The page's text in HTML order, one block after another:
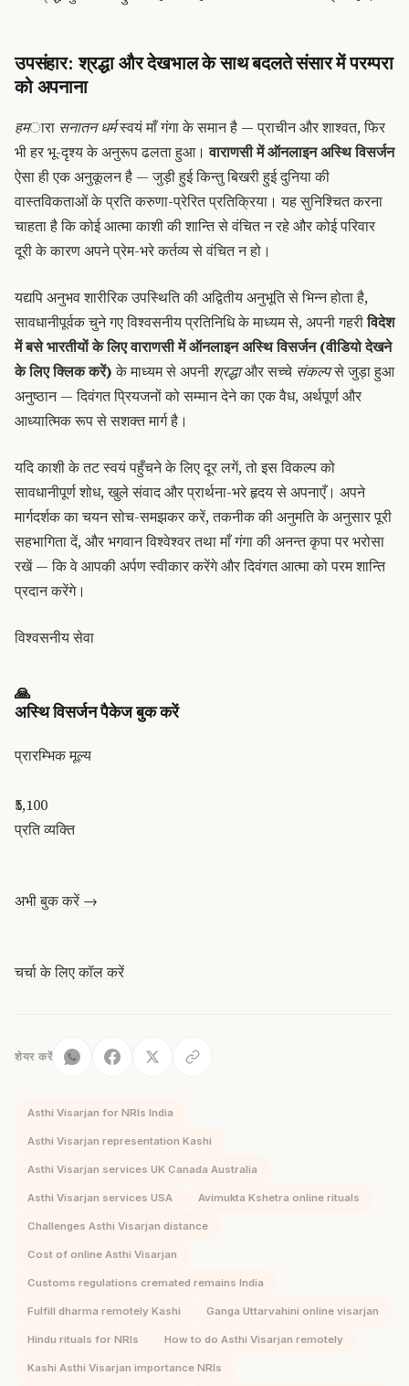
उपसंहार: श्रद्धा और देखभाल के साथ बदलते संसार में परम्परा
को अपनाना
हमारा सनातन धर्मस्वयं माँ गंगा के समान है — प्राचीन और शाश्वत, फिर
भी हर भू-दृश्य के अनुरूप ढलता हुआ।वाराणसी में ऑनलाइन अस्थि विसर्जन
ऐसा ही एक अनुकूलन है — जुड़ी हुई किन्तु बिखरी हुई दुनिया की
वास्तविकताओं के प्रति करुणा-प्रेरित प्रतिक्रिया। यह सुनिश्चित करना
चाहता है कि कोई आत्मा काशी की शान्ति से वंचित न रहे और कोई परिवार
दूरी के कारण अपने प्रेम-भरे कर्तव्य से वंचित न हो।
यद्यपि अनुभव शारीरिक उपस्थिति की अद्वितीय अनुभूति से भिन्न होता है,
सावधानीपूर्वक चुने गए विश्वसनीय प्रतिनिधि के माध्यम से, अपनी गहरीविदेश
में बसे भारतीयों के लिए वाराणसी में ऑनलाइन अस्थि विसर्जन (वीडियो देखने
के लिए क्लिक करें)के माध्यम से अपनी श्रद्धाऔर सच्चे संकल्पसे जुड़ा हुआ
अनुष्ठान — दिवंगत प्रियजनों को सम्मान देने का एक वैध, अर्थपूर्ण और
आध्यात्मिक रूप से सशक्त मार्ग है।
यदि काशी के तट स्वयं पहुँचने के लिए दूर लगें, तो इस विकल्प को
सावधानीपूर्ण शोध, खुले संवाद और प्रार्थना-भरे हृदय से अपनाएँ। अपने
मार्गदर्शक का चयन सोच-समझकर करें, तकनीक की अनुमति के अनुसार पूरी
सहभागिता दें, और भगवान विश्वेश्वर तथा माँ गंगा की अनन्त कृपा पर भरोसा
रखें — कि वे आपकी अर्पण स्वीकार करेंगे और दिवंगत आत्मा को परम शान्ति
प्रदान करेंगे।
विश्वसनीय सेवा
🙏
अस्थि विसर्जन पैकेज बुक करें
प्रारम्भिक मूल्य
₹5,100
प्रति व्यक्ति
अभी बुक करें →
चर्चा के लिए कॉल करें
शेयर करें
Asthi Visarjan for NRIs India
Asthi Visarjan representation Kashi
Asthi Visarjan services UK Canada Australia
Asthi Visarjan services USA Avimukta Kshetra online rituals
Challenges Asthi Visarjan distance
Cost of online Asthi Visarjan
Customs regulations cremated remains India
Fulfill dharma remotely Kashi Ganga Uttarvahini online visarjan
Hindu rituals for NRIs How to do Asthi Visarjan remotely
Kashi Asthi Visarjan importance NRIs